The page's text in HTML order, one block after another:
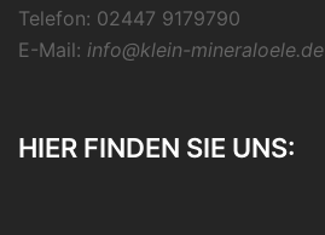
Telefon: 02447 9179790
E-Mail: info@klein-mineraloele.de
HIER FINDEN SIE UNS: